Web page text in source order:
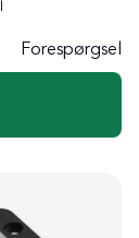
Forespørgsel